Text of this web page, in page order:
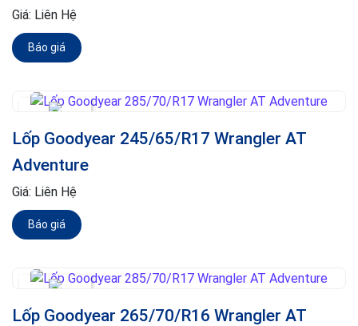
Giá: Liên Hệ
Báo giá
Lốp Goodyear 245/65/R17 Wrangler AT
Adventure
Giá: Liên Hệ
Báo giá
Lốp Goodyear 265/70/R16 Wrangler AT